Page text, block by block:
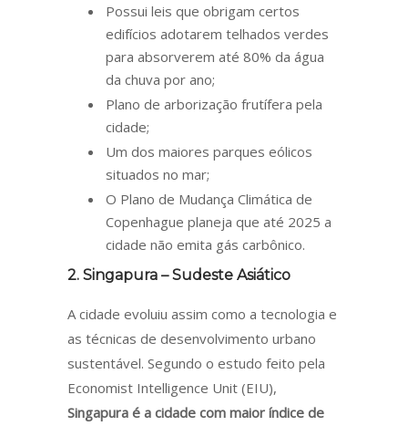
Possui leis que obrigam certos
edifícios adotarem telhados verdes
para absorverem até 80% da água
da chuva por ano;
Plano de arborização frutífera pela
cidade;
Um dos maiores parques eólicos
situados no mar;
O Plano de Mudança Climática de
Copenhague planeja que até 2025 a
cidade não emita gás carbônico.
2. Singapura – Sudeste Asiático
A cidade evoluiu assim como a tecnologia e
as técnicas de desenvolvimento urbano
sustentável. Segundo o estudo feito pela
Economist Intelligence Unit (EIU),
Singapura é a cidade com maior índice de